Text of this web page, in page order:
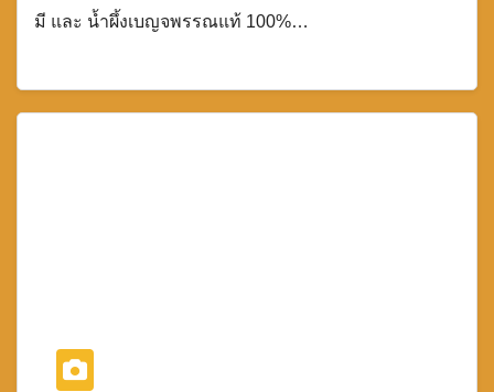
มี และ น้ำผึ้งเบญจพรรณแท้ 100%…